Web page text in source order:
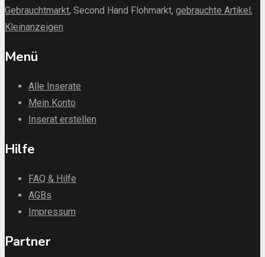
Gebrauchtmarkt, Second Hand Flohmarkt, gebrauchte Artikel,
Kleinanzeigen
Menü
Alle Inserate
Mein Konto
Inserat erstellen
Hilfe
FAQ & Hilfe
AGBs
Impressum
Partner